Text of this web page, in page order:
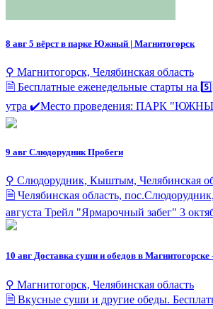
8 авг 5 вёрст в парке Южный | Магнитогорск
⚲ Магнитогорск, Челябинская область
🗎 Бесплатные еженедельные старты
утра ✔️Место проведения: ПАРК "ЮЖНЫЙ"
9 авг Слюдорудник Пробеги
⚲ Слюдорудник, Кыштым, Челябинская
🗎 Челябинская область,
августа Трейл "Ярмарочный забег" 3
10 авг Доставка суши и обедов в
⚲ Магнитогорск, Челябинская область
🗎 Вкусные суши и другие обеды.